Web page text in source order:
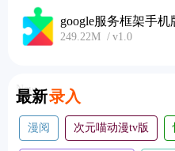
google服务框架手机
249.22M v1.0
最新录入
New
漫阅 次元喵动漫tv版